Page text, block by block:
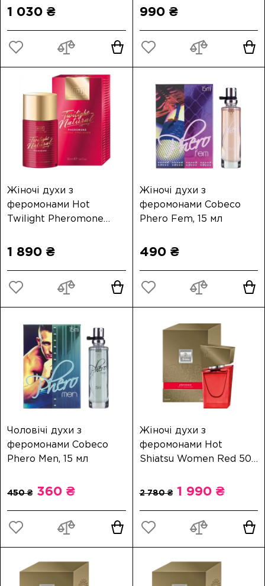
1 030 ₴
мл
990 ₴
Жіночі духи з
феромонами Hot
Twilight Pheromone
50 мл
1 890 ₴
Жіночі духи з
феромонами Cobeco
Phero Fem, 15 мл
490 ₴
Чоловічі духи з
феромонами Cobeco
Phero Men, 15 мл
360 ₴
Жіночі духи з
феромонами Hot
Shiatsu Women Red 50
1 990 ₴